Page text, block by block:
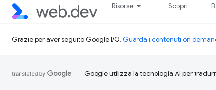
Risorse Scopri
Grazie per aver seguito Google I/O. Guarda i contenuti on
Google utilizza la tecnologia AI per